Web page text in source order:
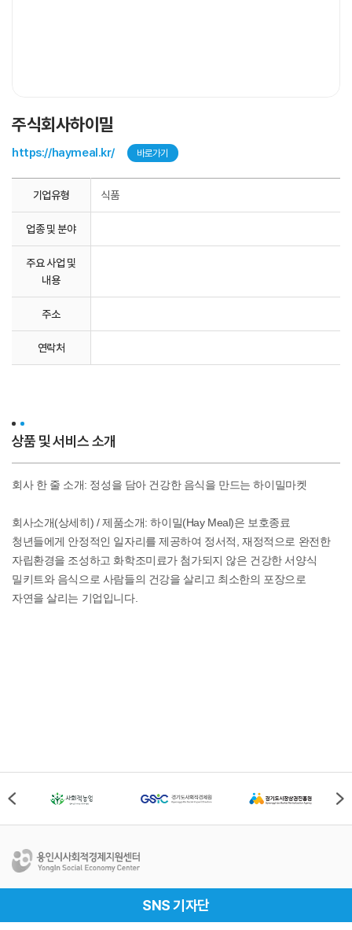
주식회사하이밀
https://haymeal.kr/ 바로가기
기업유형 식품
업종 및 분야
주요 사업 및
내용
주소
연락처
상품 및 서비스 소개
회사 한 줄 소개: 정성을 담아 건강한 음식을 만드는 하이밀마켓
회사소개(상세히) / 제품소개: 하이밀(Hay Meal)은 보호종료
청년들에게 안정적인 일자리를 제공하여 정서적, 재정적으로 완전한
자립환경을 조성하고 화학조미료가 첨가되지 않은 건강한 서양식
밀키트와 음식으로 사람들의 건강을 살리고 최소한의 포장으로
자연을 살리는 기업입니다.
SNS 기자단
경기도 용인시 처인구 중부대로 1161번길 69-1, 용인시
사회적경제지원센터(17019)